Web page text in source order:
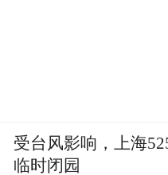
受台风影响，上海
临时闭园